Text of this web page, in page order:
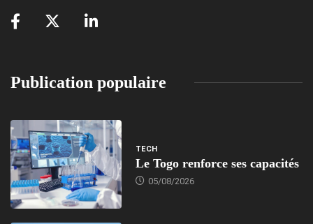
Publication populaire
TECH
Le Togo renforce ses capacités
05/08/2026